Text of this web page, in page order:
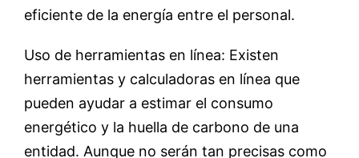
eficiente de la energía entre el personal.
Uso de herramientas en línea: Existen
herramientas y calculadoras en línea que
pueden ayudar a estimar el consumo
energético y la huella de carbono de una
entidad. Aunque no serán tan precisas como